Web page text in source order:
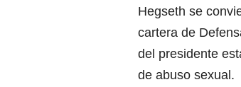
Hegseth se
cartera de
del presidente
de abuso sexual.